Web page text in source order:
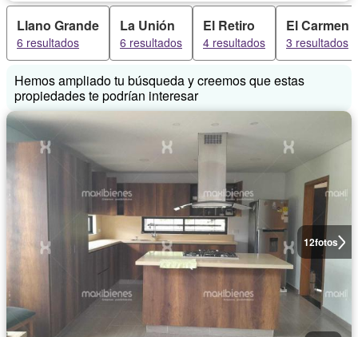
Llano Grande
6 resultados
La Unión
6 resultados
El Retiro
4 resultados
El Carmen
3 resultados
Hemos ampliado tu búsqueda y creemos que estas
propiedades te podrían interesar
12fotos